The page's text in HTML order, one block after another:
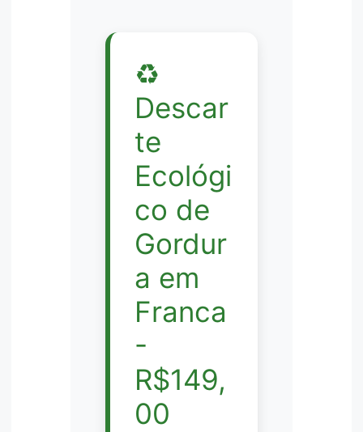
♻️
Descar
te
Ecológi
co de
Gordur
a em
Franca
-
R$149,
00